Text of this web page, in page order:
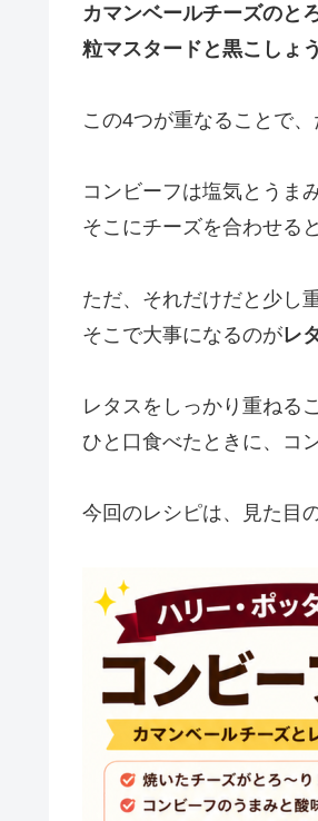
カマンベールチーズのと
粒マスタードと黒こしょ
この4つが重なることで
コンビーフは塩気とうま
そこにチーズを合わせる
ただ、それだけだと少し
そこで大事になるのがレ
レタスをしっかり重ねる
ひと口食べたときに、コ
今回のレシピは、見た目